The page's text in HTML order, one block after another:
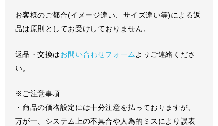
お客様のご都合(イメージ違い、サイズ違い等)による返
品は原則としてお受けしておりません。
返品・交換はお問い合わせフォーム よりご連絡くださ
い。
※ご注意事項
・商品の価格設定には十分注意を払っておりますが、
万が一、システム上の不具合や人為的ミスにより誤表